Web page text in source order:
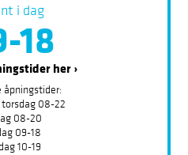
i dag
18
her ›
åpningstider:
08-22
08-20
09-18
10-19